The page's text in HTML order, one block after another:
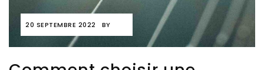
20 SEPTEMBRE 2022 BY